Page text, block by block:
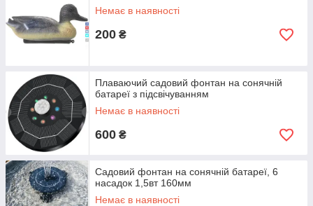
Немає в наявності
200 ₴
Плаваючий садовий фонтан на сонячній
батареї з підсвічуванням
Немає в наявності
600 ₴
Садовий фонтан на сонячній батареї, 6
насадок 1,5вт 160мм
Немає в наявності